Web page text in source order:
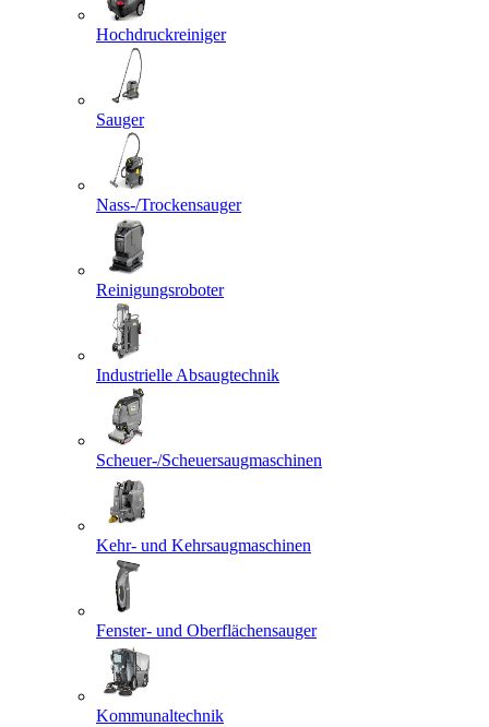
Hochdruckreiniger
Sauger
Nass-/Trockensauger
Reinigungsroboter
Industrielle Absaugtechnik
Scheuer-/Scheuersaugmaschinen
Kehr- und Kehrsaugmaschinen
Fenster- und Oberflächensauger
Kommunaltechnik